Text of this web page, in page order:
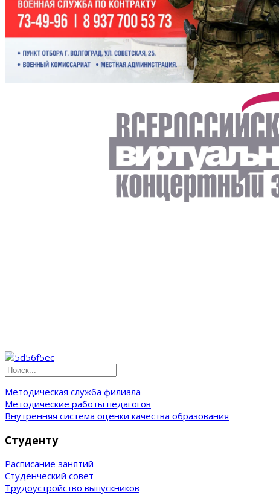
Методическая служба филиала
Методические работы педагогов
Внутренняя система оценки качества образования
Студенту
Расписание занятий
Студенческий совет
Трудоустройство выпускников